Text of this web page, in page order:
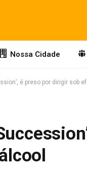
Nossa Cidade
é preso por dirigir sob